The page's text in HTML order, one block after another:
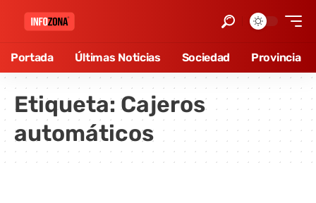
Portada Últimas Noticias Sociedad Provincia
Etiqueta: Cajeros
automáticos